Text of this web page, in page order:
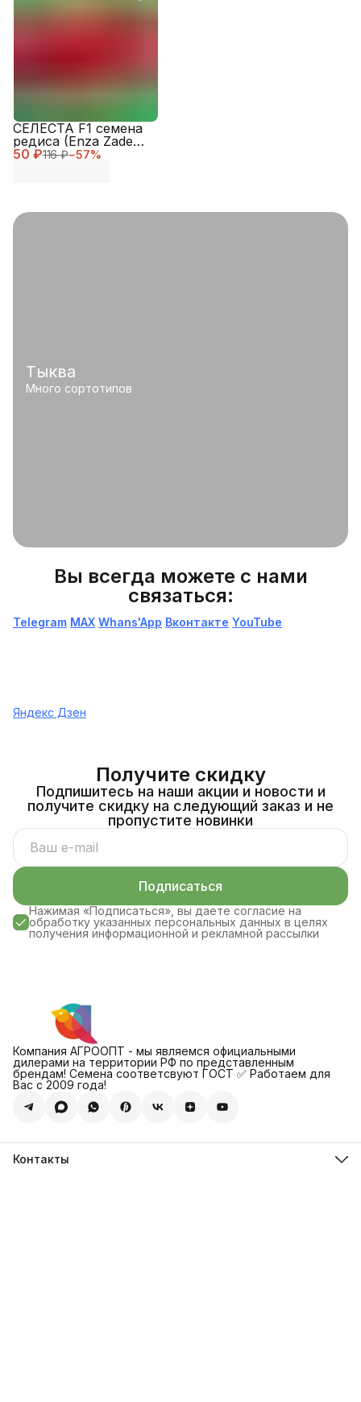
50 ₽116 ₽−57%
СЕЛЕСТА F1 семена
редиса (Enza Zaden |
Alexagro)
Тыква
Много сортотипов
Вы всегда можете с нами
связаться:
Telegram МАХ Whans'App Вконтакте YouTube
Яндекс Дзен
Получите скидку
Подпишитесь на наши акции и новости и
получите скидку на следующий заказ и не
пропустите новинки
Подписаться
Нажимая «Подписаться», вы даете согласие на
обработку указанных персональных данных в целях
получения информационной и рекламной рассылки
Компания АГРООПТ - мы являемся официальными
дилерами на территории РФ по представленным
брендам! Семена соответсвуют ГОСТ ✅ Работаем для
Вас с 2009 года!
Контакты